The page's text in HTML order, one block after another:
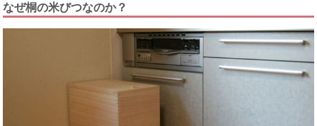
なぜ桐の米びつなのか？